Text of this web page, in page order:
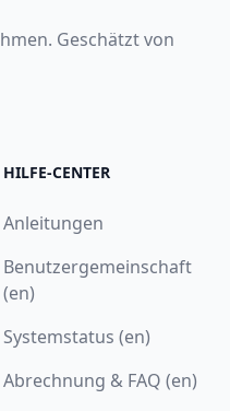
Geschätzt von
HILFE-CENTER
Anleitungen
Benutzergemeinschaft
(en)
Systemstatus (en)
Abrechnung & FAQ (en)